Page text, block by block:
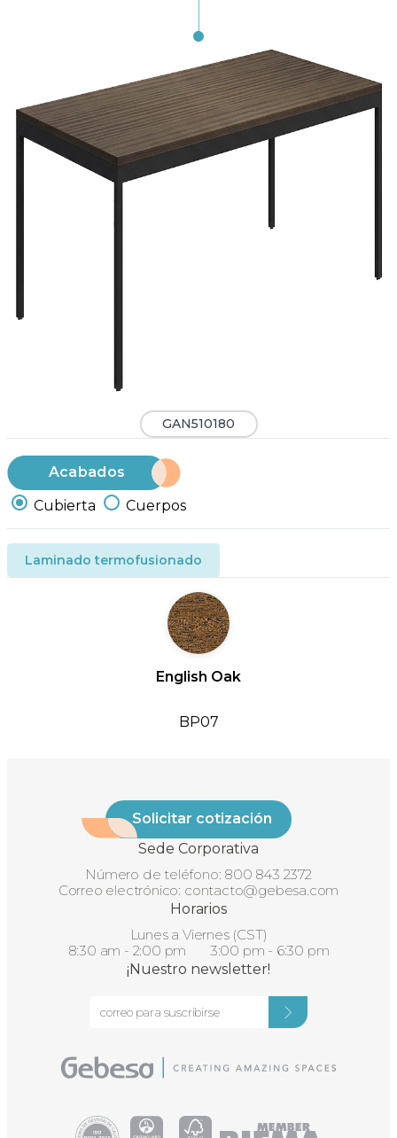
GAN510180
Acabados
Cubierta
Cuerpos
Laminado termofusionado
English Oak
BP07
Solicitar cotización
Sede Corporativa
Número de teléfono: 800 843 2372
Correo electrónico: contacto@gebesa.com
Horarios
Lunes a Viernes (CST)
8:30 am - 2:00 pm 3:00 pm - 6:30 pm
¡Nuestro newsletter!